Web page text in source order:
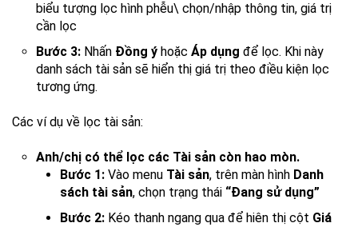
biểu tượng lọc hình phễu\ chọn/nhập thông tin, giá trị
cần lọc
Bước 3: Nhấn Đồng ý hoặc Áp dụng để lọc. Khi này
danh sách tài sản sẽ hiển thị giá trị theo điều kiện lọc
tương ứng.
Các ví dụ về lọc tài sản:
Anh/chị có thể lọc các Tài sản còn hao mòn.
Bước 1: Vào menu Tài sản, trên màn hình Danh
sách tài sản, chọn trạng thái “Đang sử dụng”
Bước 2: Kéo thanh ngang qua để hiên thị cột Giá